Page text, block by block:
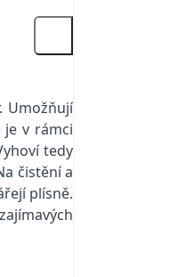
Umožňují
je v rámci
tedy
čistění a
plísně.